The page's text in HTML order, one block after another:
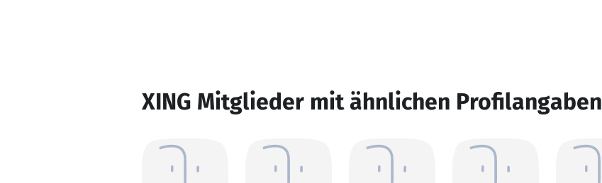
XING Mitglieder mit ähnlichen Profilangaben